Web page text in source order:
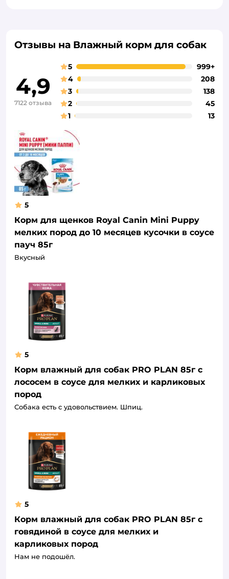
Отзывы на Влажный корм для собак
4,9
7122 отзыва
5
999+
4
208
3
138
2
45
1
13
5
Корм для щенков Royal Canin Mini Puppy
мелких пород до 10 месяцев кусочки в соусе
пауч 85г
Вкусный
5
Корм влажный для собак PRO PLAN 85г с
лососем в соусе для мелких и карликовых
пород
Собака есть с удовольствием. Шпиц.
5
Корм влажный для собак PRO PLAN 85г с
говядиной в соусе для мелких и
карликовых пород
Нам не подошёл.